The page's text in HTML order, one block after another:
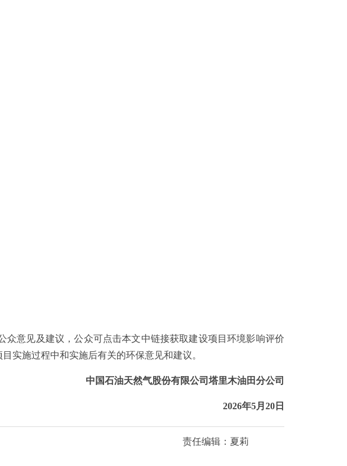
意见及建议，公众可点击本文中链接获取建设项目环境影响评价
实施过程中和实施后有关的环保意见和建议。
中国石油天然气股份有限公司塔里木油田分公司
2026年5月20日
责任编辑：夏莉